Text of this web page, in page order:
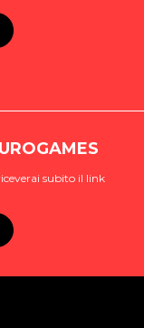
subito il link